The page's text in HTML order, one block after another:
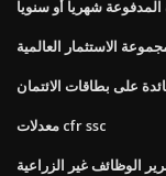
شهريا أو سنويا
الاستثمار العالمية
على بطاقات الائتمان
معدلات cfr ssc
الوظائف غير الزراعية